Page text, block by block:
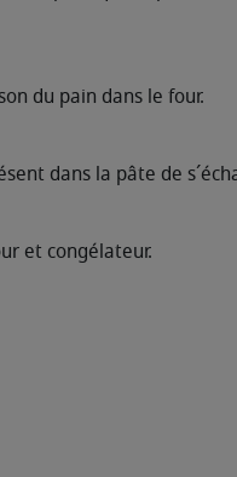
du pain dans le four.
dans la pâte de
et congélateur.